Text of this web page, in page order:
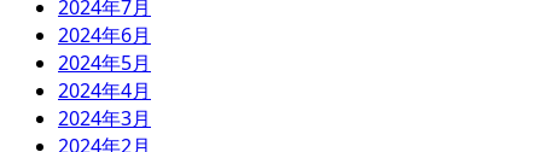
2024年7月
2024年6月
2024年5月
2024年4月
2024年3月
2024年2月